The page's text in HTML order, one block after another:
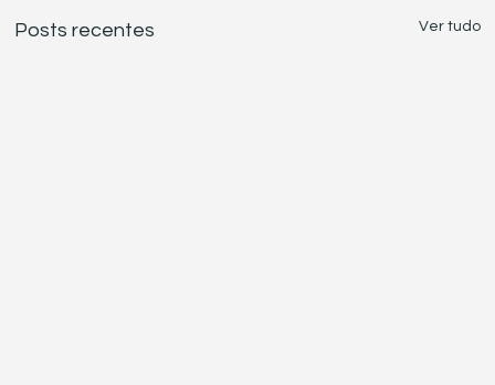
Posts recentes Ver tudo